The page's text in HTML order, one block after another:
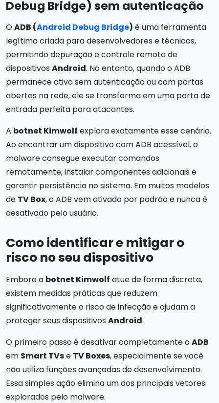
Debug Bridge) sem autenticação
OADB (Android Debug Bridge) é uma ferramenta
legítima criada para desenvolvedores e técnicos,
permitindo depuração e controle remoto de
dispositivos Android. No entanto, quando o ADB
permanece ativo sem autenticação ou com portas
abertas na rede, ele se transforma em uma porta de
entrada perfeita para atacantes.
A botnet Kimwolf explora exatamente esse cenário.
Ao encontrar um dispositivo com ADB acessível, o
malware consegue executar comandos
remotamente, instalar componentes adicionais e
garantir persistência no sistema. Em muitos modelos
de TV Box, o ADB vem ativado por padrão e nunca é
desativado pelo usuário.
Como identificar e mitigar o
risco no seu dispositivo
Embora a botnet Kimwolf atue de forma discreta,
existem medidas práticas que reduzem
significativamente o risco de infecção e ajudam a
proteger seus dispositivos Android.
O primeiro passo é desativar completamente oADB
em Smart TVse TV Boxes, especialmente se você
não utiliza funções avançadas de desenvolvimento.
Essa simples ação elimina um dos principais vetores
explorados pelo malware.